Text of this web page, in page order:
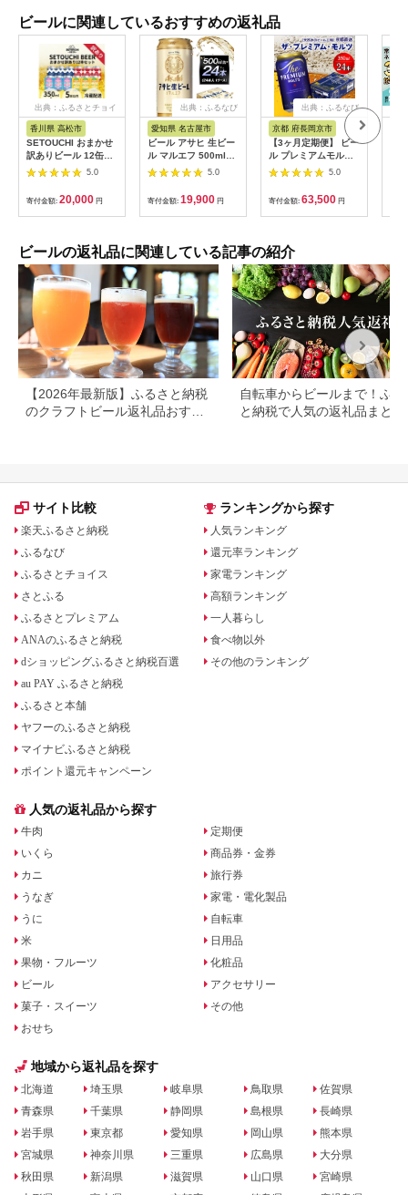
ビールに関連しているおすすめの返礼品
出典：ふるさとチョイ
香川県 高松市
SETOUCHI おまかせ
訳ありビール 12缶セ
ット
5.0
寄付金額: 20,000 円
出典：ふるなび
愛知県 名古屋市
ビール アサヒ 生ビー
ル マルエフ 500ml
24本 1ケース
5.0
寄付金額: 19,900 円
出典：ふるなび
京都 府長岡京市
【3ヶ月定期便】 ビー
ル プレミアムモルツ
350ml×24本
5.0
寄付金額: 63,500 円
ビールの返礼品に関連している記事の紹介
【2026年最新版】ふるさと納税
のクラフトビール返礼品おすす
自転車からビールまで！ふる
と納税で人気の返礼品まとめ
サイト比較
楽天ふるさと納税
ふるなび
ふるさとチョイス
さとふる
ふるさとプレミアム
ANAのふるさと納税
dショッピングふるさと納税百選
au PAY ふるさと納税
ふるさと本舗
ヤフーのふるさと納税
マイナビふるさと納税
ポイント還元キャンペーン
ランキングから探す
人気ランキング
還元率ランキング
家電ランキング
高額ランキング
一人暮らし
食べ物以外
その他のランキング
人気の返礼品から探す
牛肉
いくら
カニ
うなぎ
うに
米
果物・フルーツ
ビール
菓子・スイーツ
おせち
定期便
商品券・金券
旅行券
家電・電化製品
自転車
日用品
化粧品
アクセサリー
その他
地域から返礼品を探す
北海道
青森県
岩手県
宮城県
秋田県
埼玉県
千葉県
東京都
神奈川県
新潟県
岐阜県
静岡県
愛知県
三重県
滋賀県
鳥取県
島根県
岡山県
広島県
山口県
佐賀県
長崎県
熊本県
大分県
宮崎県